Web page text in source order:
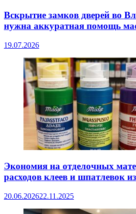
Вскрытие замков дверей во
нужна аккуратная помощь
19.07.2026
Экономия на отделочных
расходов клеев и шпатлевок
20.06.202622.11.2025